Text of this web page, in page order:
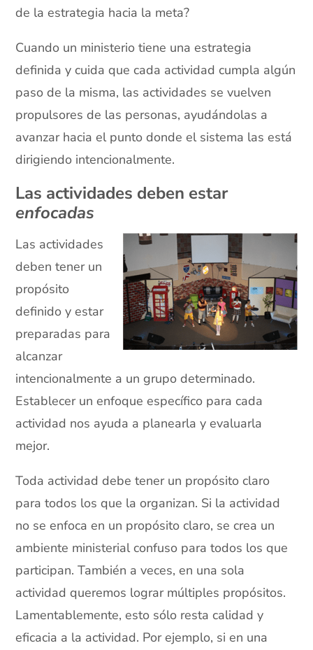
de la estrategia hacia la meta?
Cuando un ministerio tiene una estrategia
definida y cuida que cada actividad cumpla algún
paso de la misma, las actividades se vuelven
propulsores de las personas, ayudándolas a
avanzar hacia el punto donde el sistema las está
dirigiendo intencionalmente.
Las actividades deben estar
enfocadas
Las actividades
deben tener un
propósito
definido y estar
preparadas para
alcanzar
intencionalmente a un grupo determinado.
Establecer un enfoque específico para cada
actividad nos ayuda a planearla y evaluarla
mejor.
Toda actividad debe tener un propósito claro
para todos los que la organizan. Si la actividad
no se enfoca en un propósito claro, se crea un
ambiente ministerial confuso para todos los que
participan. También a veces, en una sola
actividad queremos lograr múltiples propósitos.
Lamentablemente, esto sólo resta calidad y
eficacia a la actividad. Por ejemplo, si en una